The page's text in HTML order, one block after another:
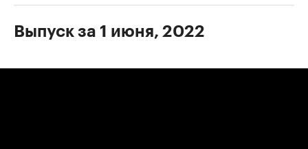
Выпуск за 1 июня, 2022